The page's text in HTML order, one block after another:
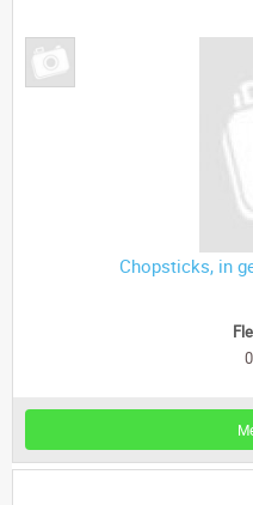
Chopsticks, in